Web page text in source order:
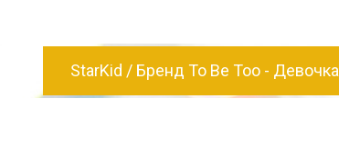
StarKid Бренд To Be Too - Девочка